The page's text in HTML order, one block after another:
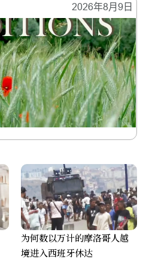
2026年8月9日
为何数以万计的摩洛哥人越
境进入西班牙休达